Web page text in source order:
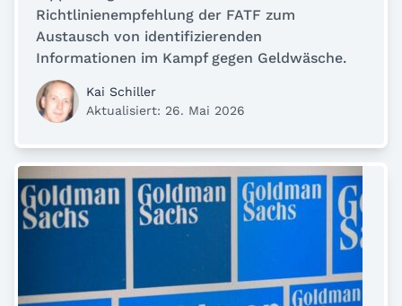
Richtlinienempfehlung der FATF zum
Austausch von identifizierenden
Informationen im Kampf gegen Geldwäsche.
Kai Schiller
Aktualisiert: 26. Mai 2026